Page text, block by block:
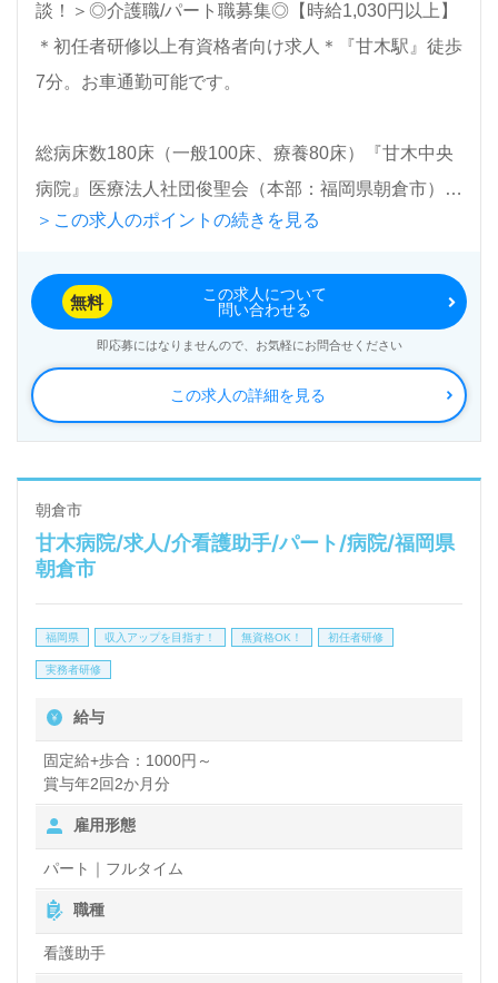
談！＞◎介護職/パート職募集◎【時給1,030円以上】
＊初任者研修以上有資格者向け求人＊『甘木駅』徒歩
7分。お車通勤可能です。
総病床数180床（一般100床、療養80床）『甘木中央
病院』医療法人社団俊聖会（本部：福岡県朝倉市）様
の運営です。福岡県を中心に整形外科、循環器内科、
院、介護老人保健施設、デイサービス、訪問看護ステ
ーション、居宅介護支援事業を展開されています。
◎ご希望の働き方（扶養内、勤務日数、時間、曜日）
等、担当コンサルタントへお伝えください◎
看護助手や介護職経験のある方はもちろん、これから
看護助手を目指される方も幅広く募集します。『明る
く、笑顔で患者様お一人おひとりを大切に』をモット
ーにされている病院様です。仕事を通じて成長できる
『患者様に寄り添いたい』『日勤で介護職に携わりた
い』『夜勤帯のパートで働きたい』『将来的には正社
員を目指したい』等の方も大歓迎の職場です！手厚い
福利厚生や働き方等、担当コンサルタントよりご案内
します。お問い合わせも遠慮なくお願いします。
全国の求人ご紹介！医療/福祉業界の正社員/パート求
人探しは【ウィルオブ介護】＊求人情報収集、将来的
に検討の方も遠慮なく＊
＞この求人のポイントの続きを見る
この求人の詳細を見る
無料
この求人について
問い合わせる
即応募にはなりませんので、お気軽にお問合せください
朝倉市
甘木病院/求人/介看護助手/パート/病院/福岡県
朝倉市
福岡県 収入アップを目指す！ 無資格OK！ 初任者研修
実務者研修
給与
固定給+歩合：1000円～
賞与年2回2か月分
雇用形態
パート｜フルタイム
職種
看護助手